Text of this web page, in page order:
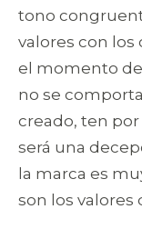
tono
valores con los
el momento
no se
creado, ten
será una
la marca es
son los valores